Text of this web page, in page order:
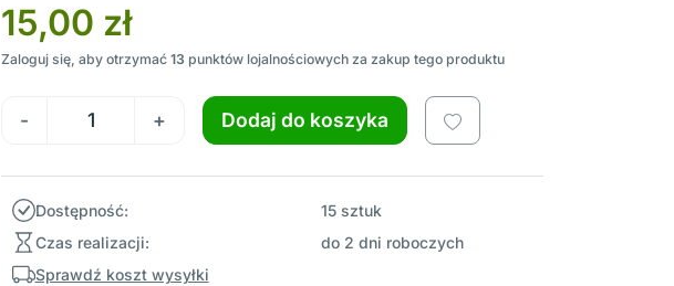
15,00 zł
Zaloguj się, aby otrzymać 13 punktów lojalnościowych za zakup tego produktu
Dodaj do koszyka
Dostępność:
15 sztuk
Czas realizacji:
do 2 dni roboczych
Sprawdź koszt wysyłki